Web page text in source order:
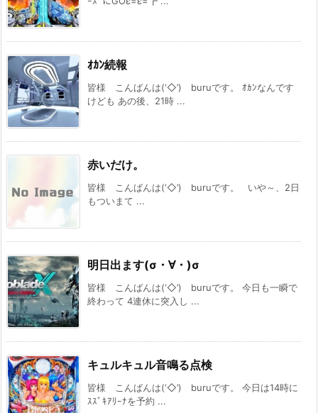
ｵｶﾝ続報
皆様 こんばんは(‘◇’)ゞburuです。 ｵｶﾝなんです
けども あの後、21時 ...
赤いだけ。
皆様 こんばんは(‘◇’)ゞburuです。 いや～、2日
もついまて ...
明日出ます(σ・∀・)σ
皆様 こんばんは(‘◇’)ゞburuです。 今日も一瞬で
終わって 4連休に突入し ...
キュルキュル音鳴る点検
皆様 こんばんは(‘◇’)ゞburuです。 今日は14時に
ｽｽﾞｷｱﾘｰﾅを予約 ...